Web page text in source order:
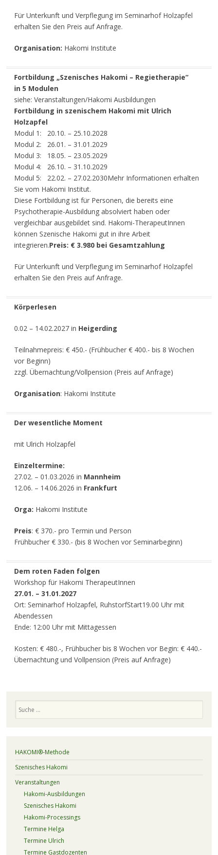
Für Unterkunft und Verpflegung im Seminarhof Holzapfel
erhalten Sie den Preis auf Anfrage.
Organisation: Hakomi Institute
Fortbildung „Szenisches Hakomi – Regietherapie“
in 5 Modulen
siehe: Veranstaltungen/Hakomi Ausbildungen
Fortbildung in szenischem Hakomi mit Ulrich
Holzapfel
Modul 1: 20.10. – 25.10.2028
Modul 2: 26.01. – 31.01.2029
Modul 3: 18.05. – 23.05.2029
Modul 4: 26.10. – 31.10.2029
Modul 5: 22.02. – 27.02.2030Mehr Informationen erhalten
Sie vom Hakomi Institut.
Diese Fortbildung ist für Personen, die bereits eine
Psychotherapie-Ausbildung absolviert haben oder
vergleichbar ausgebildet sind. Hakomi-TherapeutInnen
können Szenische Hakomi gut in ihre Arbeit
integrieren.Preis: € 3.980 bei Gesamtzahlung
Für Unterkunft und Verpflegung im Seminarhof Holzapfel
erhalten Sie den Preis auf Anfrage.
Körperlesen
0.02 – 14.02.2027 in Heigerding
Teilnahmepreis: € 450.- (Frühbucher € 400.- bis 8 Wochen
vor Beginn)
zzgl. Übernachtung/Vollpension (Preis auf Anfrage)
Organisation: Hakomi Institute
Der wesentliche Moment
mit Ulrich Holzapfel
Einzeltermine:
27.02. – 01.03.2026 in Mannheim
12.06. – 14.06.2026 in Frankfurt
Orga: Hakomi Institute
Preis: € 370.- pro Termin und Person
Frühbucher € 330.- (bis 8 Wochen vor Seminarbeginn)
Dem roten Faden folgen
Workshop für Hakomi TherapeutInnen
27.01. – 31.01.2027
Ort: Seminarhof Holzapfel, RuhstorfStart19.00 Uhr mit
Abendessen
Ende: 12:00 Uhr mit Mittagessen
Kosten: € 480.-, Frühbucher bis 8 Wochen vor Begin: € 440.-
Übernachtung und Vollpension (Preis auf Anfrage)
HAKOMI®-Methode
Szenisches Hakomi
Veranstaltungen
Hakomi-Ausbildungen
Szenisches Hakomi
Hakomi-Processings
Termine Helga
Termine Ulrich
Termine Gastdozenten